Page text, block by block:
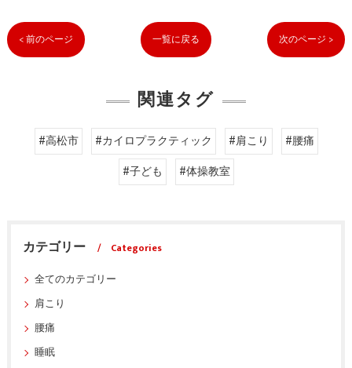
< 前のページ 一覧に戻る 次のページ >
関連タグ
#高松市 #カイロプラクティック #肩こり
#腰痛
#子ども
#体操教室
カテゴリー
Categories
全てのカテゴリー
肩こり
腰痛
睡眠